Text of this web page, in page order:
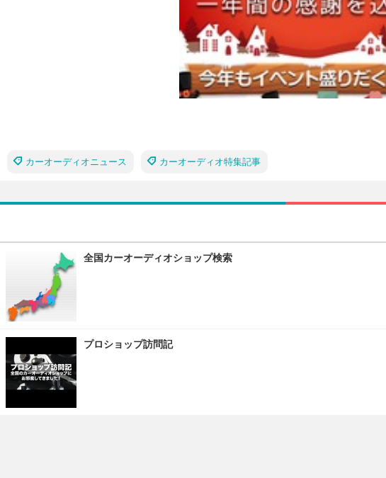
カーオーディオニュース カーオーディオ特集記事
全国カーオーディオショップ検索
プロショップ訪問記